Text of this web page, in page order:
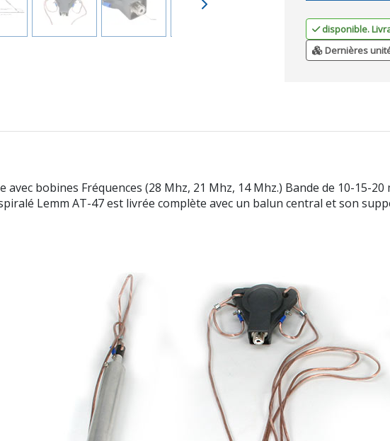
disponible.
Dernières
bobines Fréquences (28 Mhz, 21 Mhz, 14 Mhz.) Bande de 10-15-20
Lemm AT-47 est livrée complète avec un balun central et son